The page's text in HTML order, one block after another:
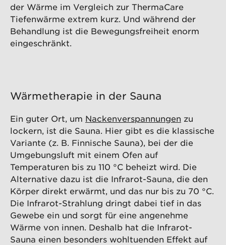
der Wärme im Vergleich zur ThermaCare
Tiefenwärme extrem kurz. Und während der
Behandlung ist die Bewegungsfreiheit enorm
eingeschränkt.
Wärmetherapie in der Sauna
Ein guter Ort, um Nackenverspannungen zu
lockern, ist die Sauna. Hier gibt es die klassische
Variante (z. B. Finnische Sauna), bei der die
Umgebungsluft mit einem Ofen auf
Temperaturen bis zu 110 °C beheizt wird. Die
Alternative dazu ist die Infrarot-Sauna, die den
Körper direkt erwärmt, und das nur bis zu 70 °C.
Die Infrarot-Strahlung dringt dabei tief in das
Gewebe ein und sorgt für eine angenehme
Wärme von innen. Deshalb hat die Infrarot-
Sauna einen besonders wohltuenden Effekt auf